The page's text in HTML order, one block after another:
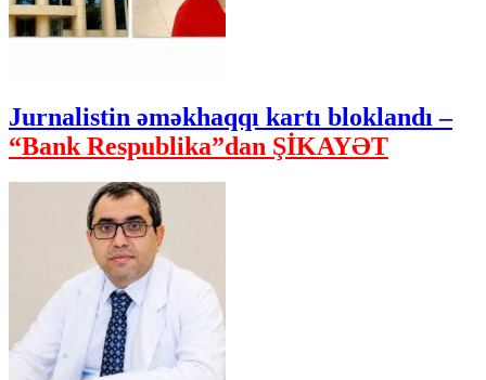
Jurnalistin əməkhaqqı kartı bloklandı –
“Bank Respublika”dan ŞİKAYƏT